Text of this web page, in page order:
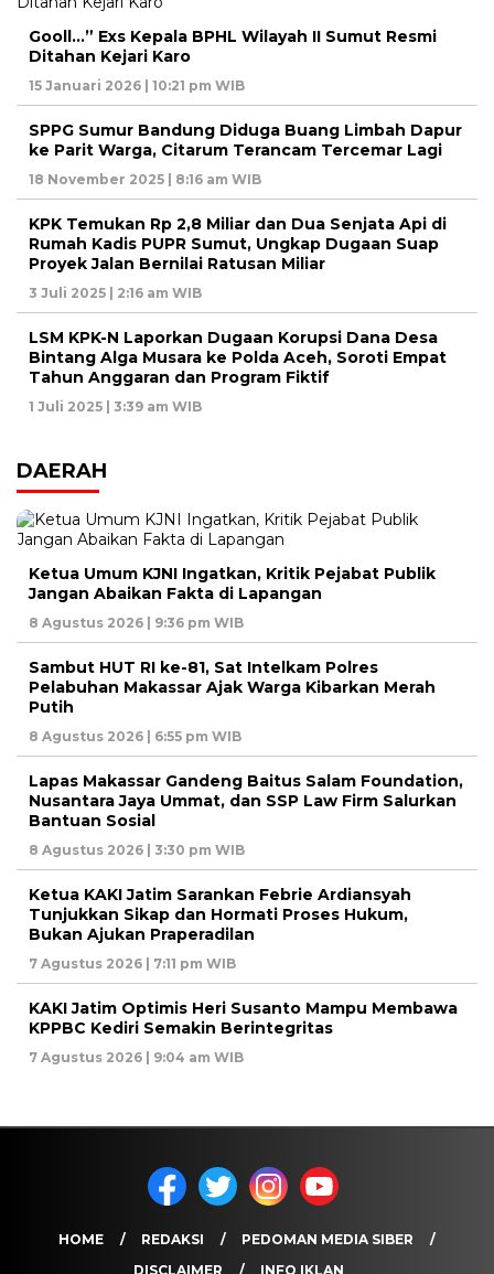
Gooll…” Exs Kepala BPHL Wilayah II Sumut Resmi
Ditahan Kejari Karo
15 Januari 2026 | 10:21 pm WIB
SPPG Sumur Bandung Diduga Buang Limbah Dapur
ke Parit Warga, Citarum Terancam Tercemar Lagi
18 November 2025 | 8:16 am WIB
KPK Temukan Rp 2,8 Miliar dan Dua Senjata Api di
Rumah Kadis PUPR Sumut, Ungkap Dugaan Suap
Proyek Jalan Bernilai Ratusan Miliar
3 Juli 2025 | 2:16 am WIB
LSM KPK-N Laporkan Dugaan Korupsi Dana Desa
Bintang Alga Musara ke Polda Aceh, Soroti Empat
Tahun Anggaran dan Program Fiktif
1 Juli 2025 | 3:39 am WIB
DAERAH
Ketua Umum KJNI Ingatkan, Kritik Pejabat Publik
Jangan Abaikan Fakta di Lapangan
8 Agustus 2026 | 9:36 pm WIB
Sambut HUT RI ke-81, Sat Intelkam Polres
Pelabuhan Makassar Ajak Warga Kibarkan Merah
Putih
8 Agustus 2026 | 6:55 pm WIB
Lapas Makassar Gandeng Baitus Salam Foundation,
Nusantara Jaya Ummat, dan SSP Law Firm Salurkan
Bantuan Sosial
8 Agustus 2026 | 3:30 pm WIB
Ketua KAKI Jatim Sarankan Febrie Ardiansyah
Tunjukkan Sikap dan Hormati Proses Hukum,
Bukan Ajukan Praperadilan
7 Agustus 2026 | 7:11 pm WIB
KAKI Jatim Optimis Heri Susanto Mampu Membawa
KPPBC Kediri Semakin Berintegritas
7 Agustus 2026 | 9:04 am WIB
HOME REDAKSI
PEDOMAN MEDIA SIBER
DISCLAIMER
INFO IKLAN